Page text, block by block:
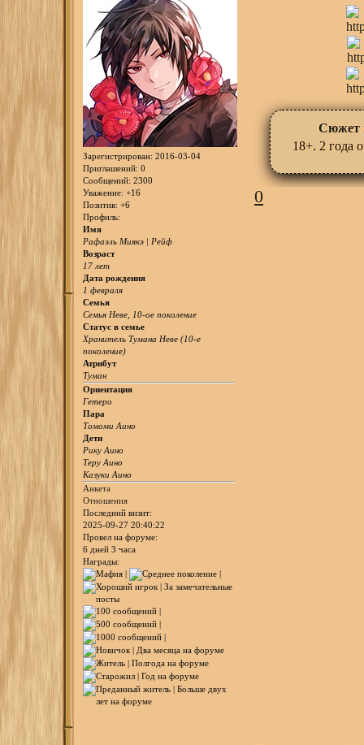
Зарегистрирован: 2016-03-04
Приглашений: 0
Сообщений: 2300
Уважение: +16
Позитив: +6
Профиль:
Имя
Рафаэль Миякэ | Рейф
Возраст
17 лет
Дата рождения
1 февраля
Семья
Семья Неве, 10-ое поколение
Статус в семье
Хранитель Тумана Неве (10-е
поколение)
Атрибут
Туман
Ориентация
Гетеро
Пара
Томоми Аино
Дети
Рику Аино
Теру Аино
Казуки Аино
Анкета
Отношения
Последний визит:
2025-09-27 20:40:22
Провел на форуме:
6 дней 3 часа
Награды:
Сюжет
18+. 2 года
0